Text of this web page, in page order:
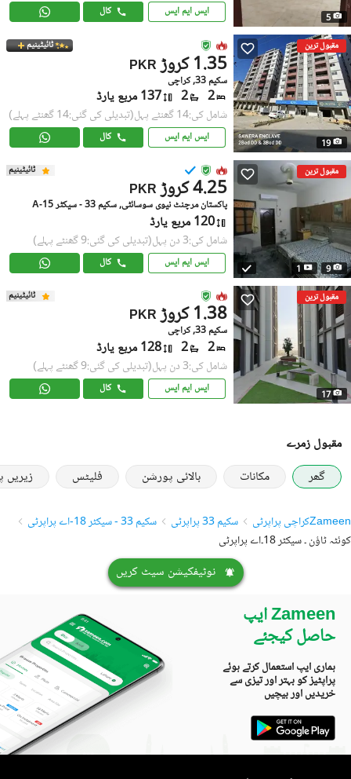
5 ایس ایم ایس کال
مقبول ترین
19
ٹائیٹینیم
PKR 1.35 کروڑ
سکیم 33, کراچی
2
2 137 مربع یارڈ
شامل کی:14 گھنٹے پہل (تبدیلی کی گئی:14 گھنٹے پہلے)
ایس ایم ایس کال
مقبول ترین
9
1
ٹائیٹینیم
PKR 4.25 کروڑ
پاکستان مرچنٹ نیوی سوسائٹی, سکیم 33 - سیکٹر 15-A
120 مربع یارڈ
شامل کی:3 دن پہل (تبدیلی کی گئی:9 گھنٹے پہلے)
ایس ایم ایس کال
مقبول ترین
17
ٹائیٹینیم
PKR 1.38 کروڑ
سکیم 33, کراچی
2
2 128 مربع یارڈ
شامل کی:3 دن پہل (تبدیلی کی گئی:9 گھنٹے پہلے)
ایس ایم ایس کال
مقبول زمرے
گھر
مکانات بالائی پورشن فلیٹس
Zameenکراچی پراپرٹی سکیم 33 پراپرٹی
سکیم 33 - سیکٹر 18-اے پراپرٹی
کوئٹہ ٹاؤن ۔ سیکٹر 18۔اے پراپرٹی
نوٹیفکیشن سیٹ کریں
Zameen ایپ
حاصل کیجئے
ہماری ایپ استعمال کرتے ہوئے
پراپٹیز کو بہتر اور تیزی سے
خریدیں اور بیچیں